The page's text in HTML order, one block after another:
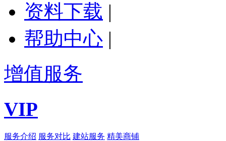
资料下载 |
帮助中心 |
增值服务
VIP
服务介绍 服务对比 建站服务 精美商铺